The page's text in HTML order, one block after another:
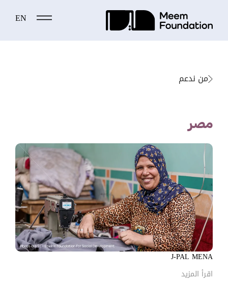
Skip
EN
من ندعم
مصر
J-PAL MENA
اقرأ المزيد